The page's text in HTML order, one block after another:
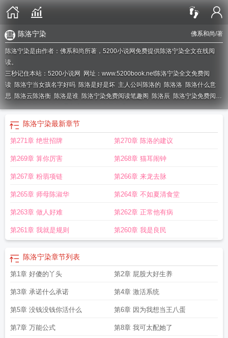
佛系和尚/著
陈洛宁染
陈洛宁染是由作者：佛系和尚所著，5200小说网免费提供陈洛宁染全文在线阅
读。
三秒记住本站：5200小说网 网址：www.5200book.net陈洛宁染全文免费阅
读 陈洛宁当女孩名字好吗 陈洛是好是坏 主人公叫陈洛的 陈洛洛 陈洛什么意
思 陈洛云陈洛衡 陈洛是谁 陈洛宁染免费阅读笔趣阁 陈洛辰 陈洛宁染免费阅
读陈洛宁染怦然心动最新章节陈洛宁染免费阅读全文主角陈洛的叫什么主角
陈洛宁染怦然心动
陈洛宁染最新章节
第271章 绝世招牌 第270章 陈洛的建议
第269章 算你厉害 第268章 猫耳闹钟
第267章 粉翡项链 第266章 来龙去脉
第265章 师母陈淑华 第264章 不如夏清食堂
第263章 做人好难 第262章 正常他有病
第261章 我就是规则 第260章 我是良民
陈洛宁染章节列表
第1章 好傻的丫头 第2章 屁股大好生养
第3章 承诺什么承诺 第4章 激活系统
第5章 没钱没钱你活什么 第6章 因为我想当王八蛋
第7章 万能公式 第8章 我可太配她了